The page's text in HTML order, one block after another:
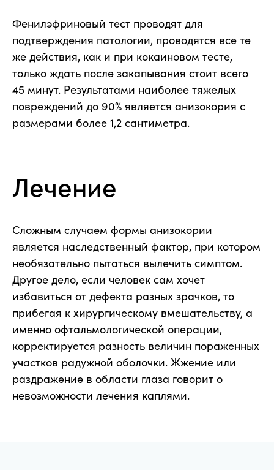
Фенилэфриновый тест проводят для
подтверждения патологии, проводятся все те
же действия, как и при кокаиновом тесте,
только ждать после закапывания стоит всего
45 минут. Результатами наиболее тяжелых
повреждений до 90% является анизокория с
размерами более 1,2 сантиметра.
Лечение
Сложным случаем формы анизокории
является наследственный фактор, при котором
необязательно пытаться вылечить симптом.
Другое дело, если человек сам хочет
избавиться от дефекта разных зрачков, то
прибегая к хирургическому вмешательству, а
именно офтальмологической операции,
корректируется разность величин пораженных
участков радужной оболочки. Жжение или
раздражение в области глаза говорит о
невозможности лечения каплями.